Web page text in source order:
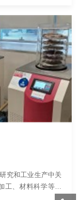
究和工业生产中关
、材料科学等领
素而异，对于预算